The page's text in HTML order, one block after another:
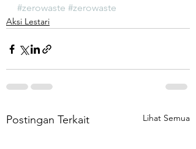
#zerowaste #zerowaste
Aksi Lestari
Postingan Terkait Lihat Semua